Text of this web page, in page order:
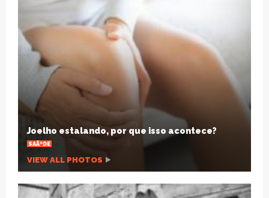
Joelho estalando, por que isso acontece?
SAÃºDE
VIEW ALL PHOTOS